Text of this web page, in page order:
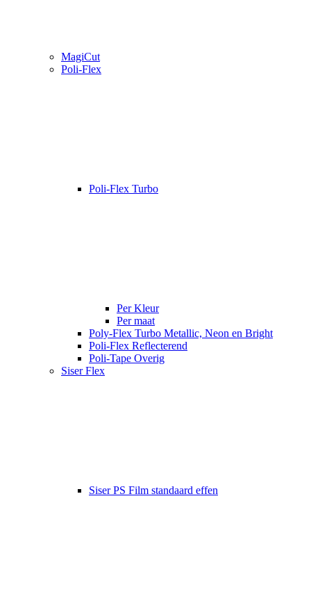
MagiCut
Poli-Flex
Poli-Flex Turbo
Per Kleur
Per maat
Poly-Flex Turbo Metallic, Neon en Bright
Poli-Flex Reflecterend
Poli-Tape Overig
Siser Flex
Siser PS Film standaard effen